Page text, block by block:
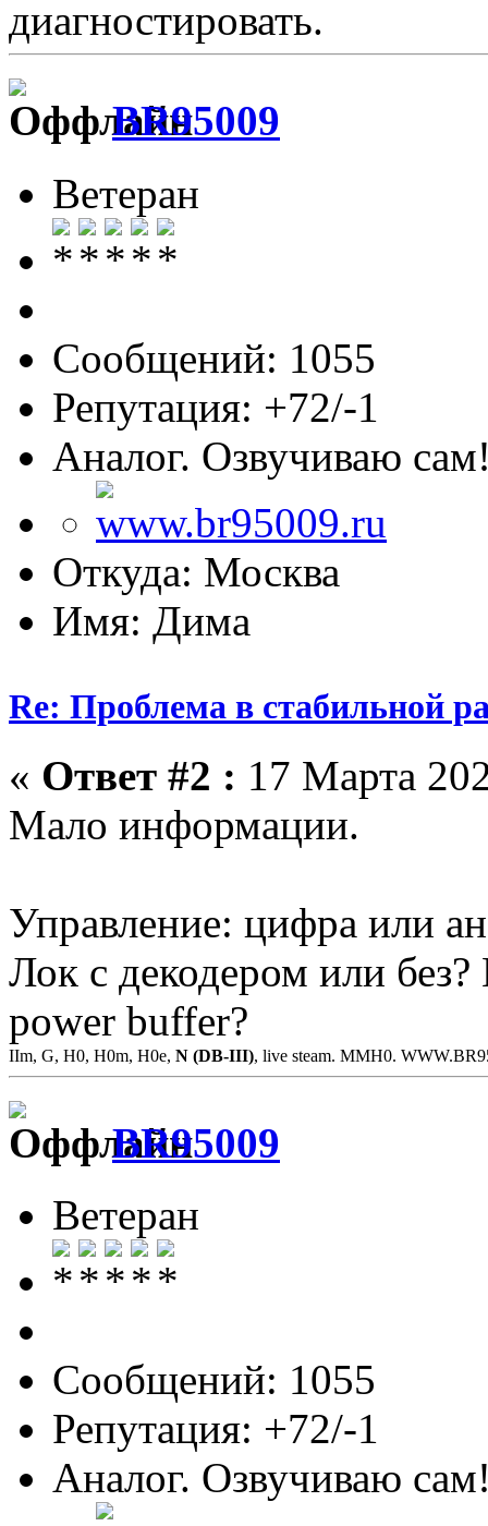
диагностировать.
BR95009
Ветеран
Сообщений: 1055
Репутация: +72/-1
Аналог. Озвучиваю
Откуда: Москва
Имя: Дима
Re: Проблема в стабильной
« Ответ #2 : 17 Марта
Мало информации.
Управление: цифра или
Лок с декодером или
power buffer?
IIm, G, H0, H0m, H0e, N (DB-III), live steam. MMH0.
BR95009
Ветеран
Сообщений: 1055
Репутация: +72/-1
Аналог. Озвучиваю